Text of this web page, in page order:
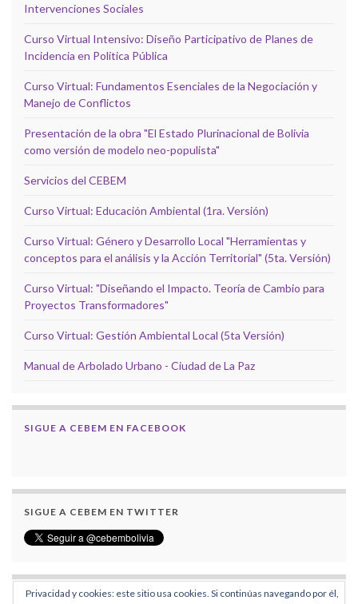
Intervenciones Sociales
Curso Virtual Intensivo: Diseño Participativo de Planes de
Incidencia en Política Pública
Curso Virtual: Fundamentos Esenciales de la Negociación y
Manejo de Conflictos
Presentación de la obra "El Estado Plurinacional de Bolivia
como versión de modelo neo-populista"
Servicios del CEBEM
Curso Virtual: Educación Ambiental (1ra. Versión)
Curso Virtual: Género y Desarrollo Local "Herramientas y
conceptos para el análisis y la Acción Territorial" (5ta. Versión)
Curso Virtual: "Diseñando el Impacto. Teoría de Cambio para
Proyectos Transformadores"
Curso Virtual: Gestión Ambiental Local (5ta Versión)
Manual de Arbolado Urbano - Ciudad de La Paz
SIGUE A CEBEM EN FACEBOOK
SIGUE A CEBEM EN TWITTER
SIGUE A REDESMA EN FACEBOOK
Privacidad y cookies: este sitio usa cookies. Si continúas navegando por él,